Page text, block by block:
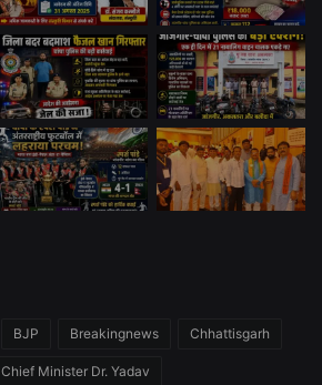
BJP Breakingnews Chhattisgarh
Chief Minister Dr. Yadav